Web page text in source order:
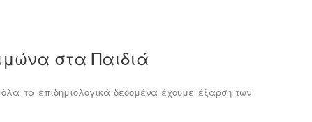
στα Παιδιά
τα επιδημιολογικά δεδομένα έχουμε έξαρση των